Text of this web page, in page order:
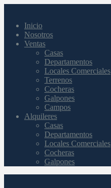
Inicio
Nosotros
Ventas
Casas
Departamentos
Locales Comerciales
Terrenos
Cocheras
Galpones
Campos
Alquileres
Casas
Departamentos
Locales Comerciales
Cocheras
Galpones